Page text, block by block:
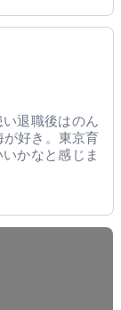
退職後はのん
好き。東京育
かなと感じま